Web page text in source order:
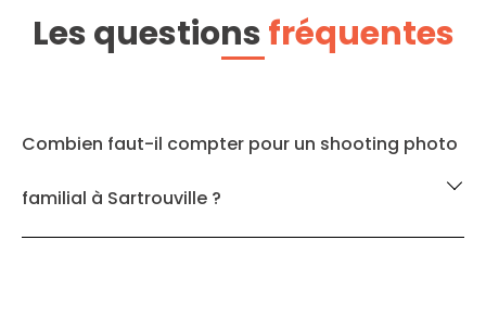
Les questionsfréquentes
Combien faut-il compter pour un shooting photo
familial à Sartrouville ?